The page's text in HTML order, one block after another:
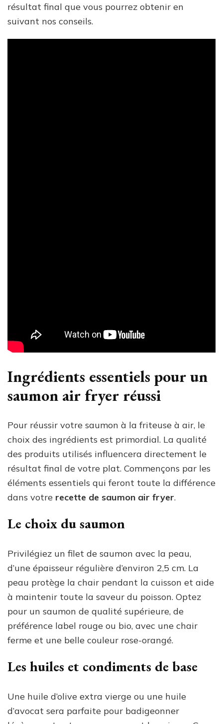
résultat final que vous pourrez obtenir en
suivant nos conseils.
Ingrédients essentiels pour un
saumon air fryer réussi
Pour réussir votre saumon à la friteuse à air, le
choix des ingrédients est primordial. La qualité
des produits utilisés influencera directement le
résultat final de votre plat. Commençons par les
éléments essentiels qui feront toute la différence
dans votre recette de saumon air fryer.
Le choix du saumon
Privilégiez un filet de saumon avec la peau,
d’une épaisseur régulière d’environ 2,5 cm. La
peau protège la chair pendant la cuisson et aide
à maintenir toute la saveur du poisson. Optez
pour un saumon de qualité supérieure, de
préférence label rouge ou bio, avec une chair
ferme et une belle couleur rose-orangé.
Les huiles et condiments de base
Une huile d’olive extra vierge ou une huile
d’avocat sera parfaite pour badigeonner